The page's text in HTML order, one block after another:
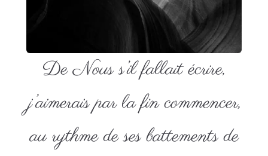
De Nous s’il fallait écrire,
j’aimerais par la fin commencer,
au rythme de ses battements de